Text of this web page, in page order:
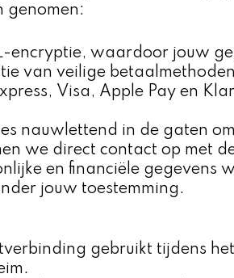
genomen:
encryptie, waardoor jouw
van veilige
Visa, Apple Pay en
nauwlettend in de gaten
we direct contact op met
en financiële gegevens
jouw toestemming.
gebruikt tijdens